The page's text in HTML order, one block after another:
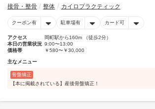
接骨・整骨 整体 カイロプラクティック
クーポン有 駐車場有 カード可
アクセス
岡町駅から160m （徒歩2分）
本日の営業状況 9:00〜13:00
価格帯
￥580〜￥30,000
主なメニュー
骨盤矯正
【本に掲載されている】産後骨盤矯正！